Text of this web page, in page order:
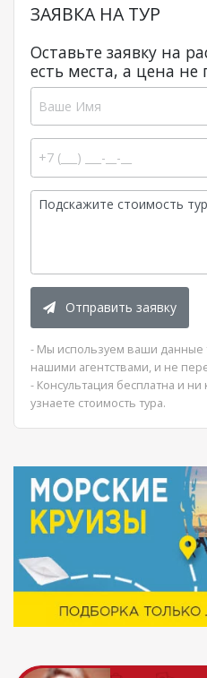
ЗАЯВКА НА ТУР
Оставьте заявку на
есть места, а цена не
Отправить заявку
- Мы используем ваши данные
нашими агентствами, и не
- Консультация бесплатна и
узнаете стоимость тура.